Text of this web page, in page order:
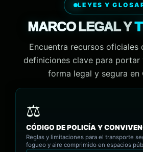
LEYES Y
MARCO LEGAL Y
Encuentra recursos oficiales
definiciones clave para
forma legal y segura en
CÓDIGO DE POLICÍA Y
Reglas y limitaciones para el transporte
fogueo y aire comprimido en espacios